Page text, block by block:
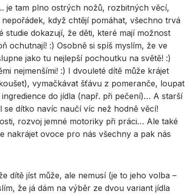
je tam plno ostrých nožů, rozbitných věcí,
když chtějí pomáhat, všechno trvá
dokazují, že děti, které mají možnost
ochutnají! :) Osobně si spíš myslím, že ve
jako tu nejlepší pochoutku na světě! :)
nejmenšími! :) I dvouleté dítě může krájet
vymačkávat šťávu z pomeranče, loupat
do jídla (např. při pečení)… A starší
se dítko navíc naučí víc než hodně věcí!
rozvoj jemné motoriky při práci… Ale také
nakrájet ovoce pro nás všechny a pak nás
dítě jíst může, ale nemusí (je to jeho volba –
že já dám na výběr ze dvou variant jídla